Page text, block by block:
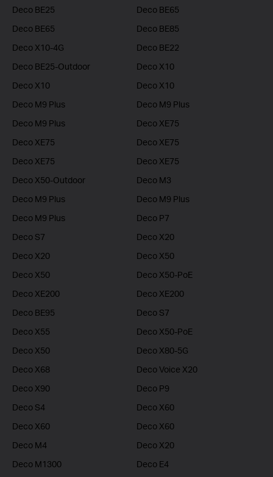
Deco BE25
Deco BE65
Deco BE65
Deco BE85
Deco X10-4G
Deco BE22
Deco BE25-Outdoor
Deco X10
Deco X10
Deco X10
Deco M9 Plus
Deco M9 Plus
Deco M9 Plus
Deco XE75
Deco XE75
Deco XE75
Deco XE75
Deco XE75
Deco X50-Outdoor
Deco M3
Deco M9 Plus
Deco M9 Plus
Deco M9 Plus
Deco P7
Deco S7
Deco X20
Deco X20
Deco X50
Deco X50
Deco X50-PoE
Deco XE200
Deco XE200
Deco BE95
Deco S7
Deco X55
Deco X50-PoE
Deco X50
Deco X80-5G
Deco X68
Deco Voice X20
Deco X90
Deco P9
Deco S4
Deco X60
Deco X60
Deco X60
Deco M4
Deco X20
Deco M1300
Deco E4